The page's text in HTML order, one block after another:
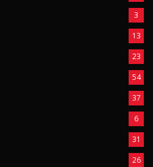
3
13
23
54
37
6
31
26